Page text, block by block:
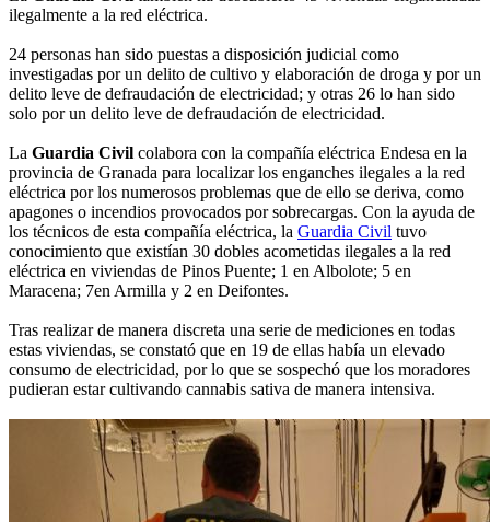
ilegalmente a la red eléctrica.
24 personas han sido puestas a disposición judicial como
investigadas por un delito de cultivo y elaboración de droga y por un
delito leve de defraudación de electricidad; y otras 26 lo han sido
solo por un delito leve de defraudación de electricidad.
La Guardia Civil colabora con la compañía eléctrica Endesa en la
provincia de Granada para localizar los enganches ilegales a la red
eléctrica por los numerosos problemas que de ello se deriva, como
apagones o incendios provocados por sobrecargas. Con la ayuda de
los técnicos de esta compañía eléctrica, la Guardia Civil tuvo
conocimiento que existían 30 dobles acometidas ilegales a la red
eléctrica en viviendas de Pinos Puente; 1 en Albolote; 5 en
Maracena; 7en Armilla y 2 en Deifontes.
Tras realizar de manera discreta una serie de mediciones en todas
estas viviendas, se constató que en 19 de ellas había un elevado
consumo de electricidad, por lo que se sospechó que los moradores
pudieran estar cultivando cannabis sativa de manera intensiva.